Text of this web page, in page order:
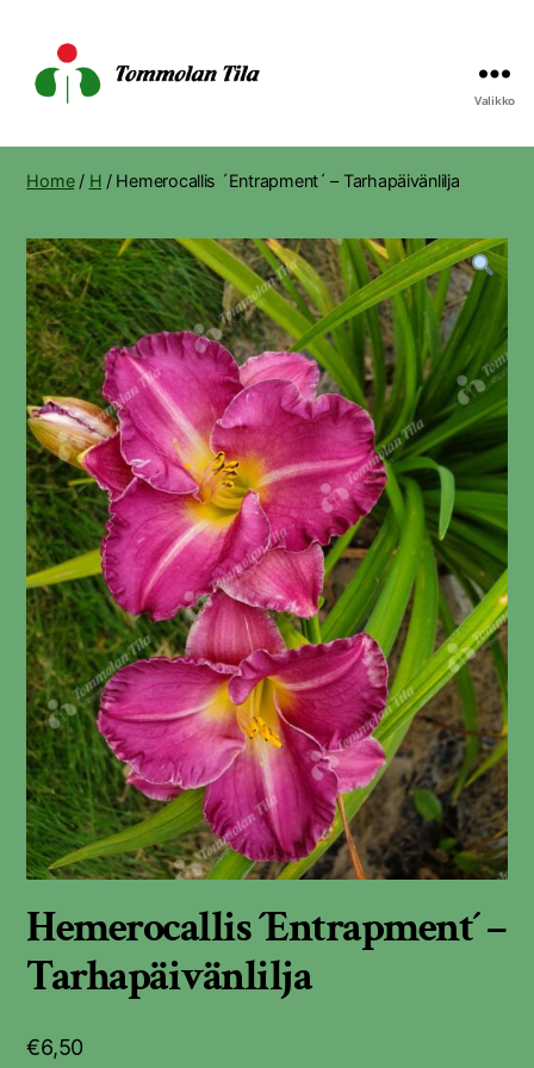
Tila
Valikko
Home/ H / Hemerocallis ´Entrapment´ – Tarhapäivänlilja
Hemerocallis ´Entrapment´ –
Tarhapäivänlilja
€6,50